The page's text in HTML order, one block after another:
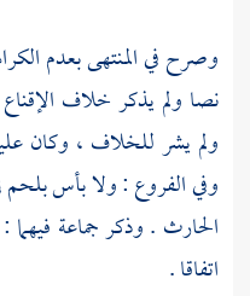
وصرح في المنتهى بعدم
نصا ولم يذكر خلاف
ولم يشر للخلاف ، وكان
وفي الفروع : ولا بأس بلحم
الحارث . وذكر جماعة فيهما
اتفاقا .